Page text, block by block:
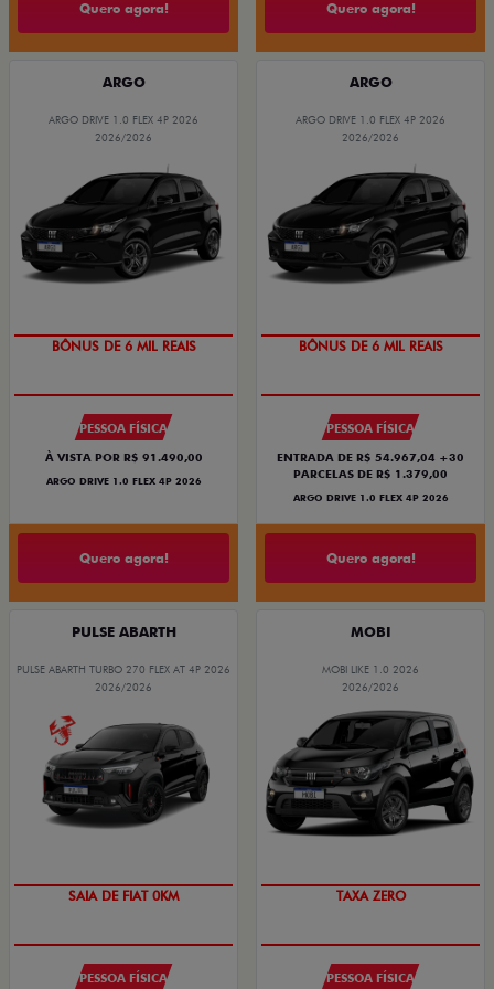
Quero agora! Quero agora!
ARGO
ARGO DRIVE 1.0 FLEX 4P 2026
2026/2026
TAXA ZERO
PESSOA FÍSICA
À VISTA POR R$ 91.490,00
ARGO DRIVE 1.0 FLEX 4P 2026
Quero agora!
ARGO
ARGO DRIVE 1.0 FLEX 4P 2026
2026/2026
TAXA ZERO
PESSOA FÍSICA
ENTRADA DE R$ 54.967,04 +30
PARCELAS DE R$ 1.379,00
ARGO DRIVE 1.0 FLEX 4P 2026
Quero agora!
PULSE ABARTH
PULSE ABARTH TURBO 270 FLEX AT 4P 2026
2026/2026
OPORTUNIDADE
PESSOA FÍSICA
MOBI
MOBI LIKE 1.0 2026
2026/2026
PREÇO IMPERDÍVEL
PESSOA FÍSICA